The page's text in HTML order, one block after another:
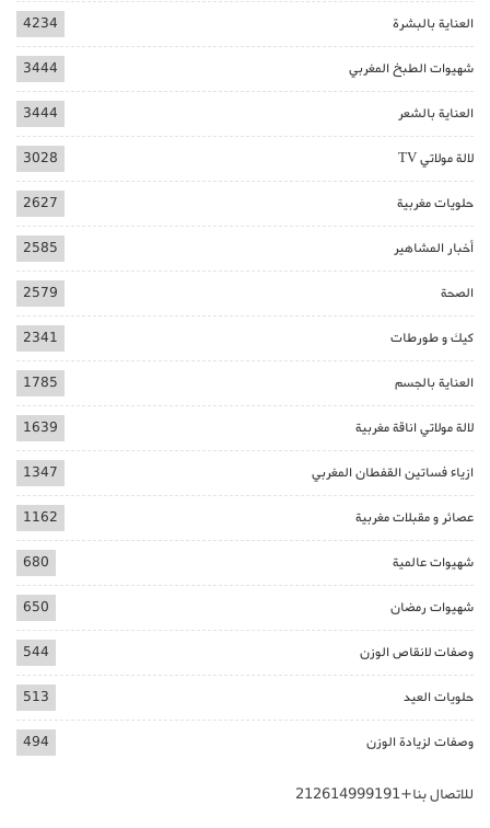
العناية بالبشرة 4234
شهيوات الطبخ المغربي 3444
العناية بالشعر 3444
لالة مولاتي TV 3028
حلويات مغربية 2627
أخبار المشاهير 2585
الصحة 2579
كيك و طورطات 2341
العناية بالجسم 1785
لالة مولاتي اناقة مغربية 1639
ازياء فساتين القفطان المغربي 1347
عصائر و مقبلات مغربية 1162
شهيوات عالمية 680
شهيوات رمضان 650
وصفات لانقاص الوزن 544
حلويات العيد 513
وصفات لزيادة الوزن 494
للاتصال بنا+212614999191